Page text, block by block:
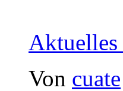
Aktuelles
Von cuate